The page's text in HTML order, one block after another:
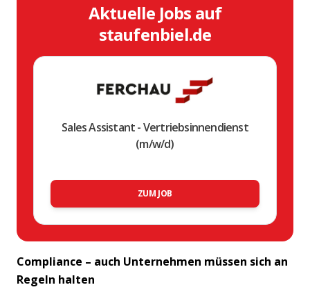
Aktuelle Jobs auf
staufenbiel.de
Sales Assistant - Vertriebsinnendienst
(m/w/d)
ZUM JOB
Compliance – auch Unternehmen müssen sich an
Regeln halten